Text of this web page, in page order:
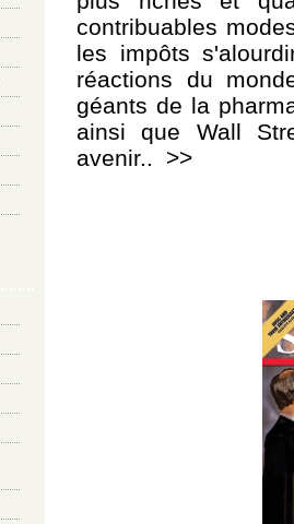
contribuables
les impôts
réactions du
géants de la
ainsi que Wall
avenir.. >>